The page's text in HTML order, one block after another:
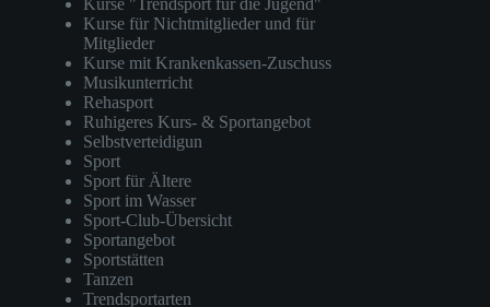
Kurse für Nichtmitglieder und für
Mitglieder
Kurse mit Krankenkassen-Zuschuss
Musikunterricht
Rehasport
Ruhigeres Kurs- & Sportangebot
Selbstverteidigun
Sport
Sport für Ältere
Sport im Wasser
Sport-Club-Übersicht
Sportangebot
Sportstätten
Tanzen
Trendsportarten